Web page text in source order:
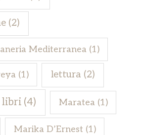
(2)
Mediterranea (1)
(1) lettura (2)
libri(4) Maratea(1)
Marika D’Ernest (1)